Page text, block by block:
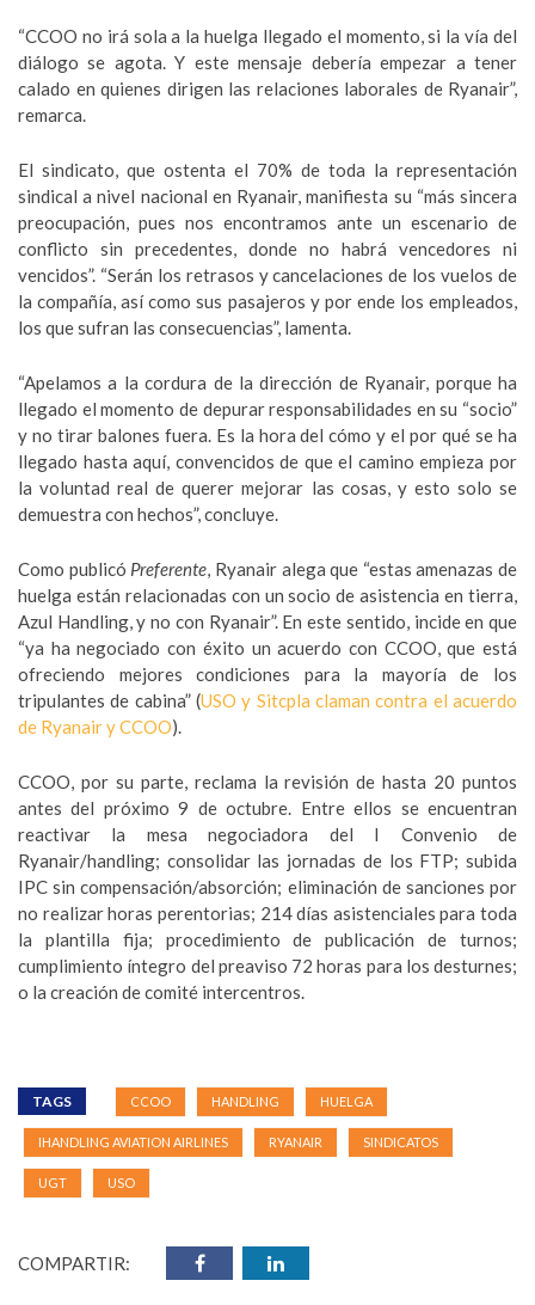
“CCOO no irá sola a la huelga llegado el momento, si la vía del
diálogo se agota. Y este mensaje debería empezar a tener
calado en quienes dirigen las relaciones laborales de Ryanair”,
remarca.
El sindicato, que ostenta el 70% de toda la representación
sindical a nivel nacional en Ryanair, manifiesta su “más sincera
preocupación, pues nos encontramos ante un escenario de
conflicto sin precedentes, donde no habrá vencedores ni
vencidos”. “Serán los retrasos y cancelaciones de los vuelos de
la compañía, así como sus pasajeros y por ende los empleados,
los que sufran las consecuencias”, lamenta.
“Apelamos a la cordura de la dirección de Ryanair, porque ha
llegado el momento de depurar responsabilidades en su “socio”
y no tirar balones fuera. Es la hora del cómo y el por qué se ha
llegado hasta aquí, convencidos de que el camino empieza por
la voluntad real de querer mejorar las cosas, y esto solo se
demuestra con hechos”, concluye.
Como publicó Preferente, Ryanair alega que “estas amenazas de
huelga están relacionadas con un socio de asistencia en tierra,
Azul Handling, y no con Ryanair”. En este sentido, incide en que
“ya ha negociado con éxito un acuerdo con CCOO, que está
ofreciendo mejores condiciones para la mayoría de los
tripulantes de cabina” (USO y Sitcpla claman contra el acuerdo
de Ryanair y CCOO).
CCOO, por su parte, reclama la revisión de hasta 20 puntos
antes del próximo 9 de octubre. Entre ellos se encuentran
reactivar la mesa negociadora del I Convenio de
Ryanair/handling; consolidar las jornadas de los FTP; subida
IPC sin compensación/absorción; eliminación de sanciones por
no realizar horas perentorias; 214 días asistenciales para toda
la plantilla fija; procedimiento de publicación de turnos;
cumplimiento íntegro del preaviso 72 horas para los desturnes;
o la creación de comité intercentros.
TAGS CCOO HANDLING HUELGA
IHANDLING AVIATION AIRLINES RYANAIR SINDICATOS
UGT USO
COMPARTIR: